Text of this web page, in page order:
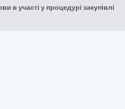
в участі у процедурі закупівлі